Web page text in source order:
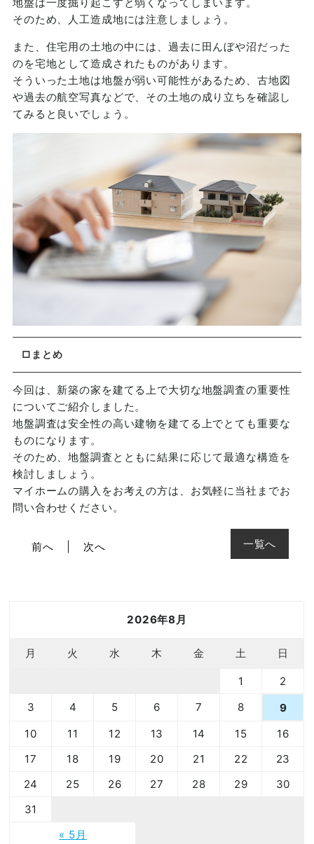
そのため、人工造成地には注意しましょう。
また、住宅用の土地の中には、過去に田んぼや沼だった
のを宅地として造成されたものがあります。
そういった土地は地盤が弱い可能性があるため、古地図
や過去の航空写真などで、その土地の成り立ちを確認し
てみると良いでしょう。
□まとめ
今回は、新築の家を建てる上で大切な地盤調査の重要性
についてご紹介しました。
地盤調査は安全性の高い建物を建てる上でとても重要な
ものになります。
そのため、地盤調査とともに結果に応じて最適な構造を
検討しましょう。
マイホームの購入をお考えの方は、お気軽に当社までお
問い合わせください。
一覧へ
前へ 次へ
2026年8月
月 火 水 木 金 土 日
« 5月
1
2
3
4 5 6 7 8
9
10
11 12 13 14 15
16
17
18 19 20 21 22
23
24
25 26 27 28 29
30
31